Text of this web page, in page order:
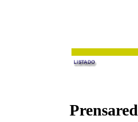
Prensared